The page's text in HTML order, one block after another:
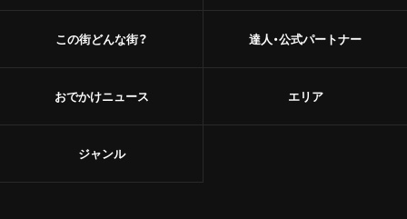
この街どんな街？
おでかけニュース
達人・公式パートナー
エリア
ジャンル